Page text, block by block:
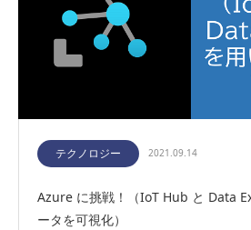
テクノロジー 2021.09.14
Azure に挑戦！（IoT Hub と Data
ータを可視化）